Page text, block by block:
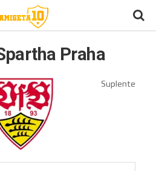
Praha